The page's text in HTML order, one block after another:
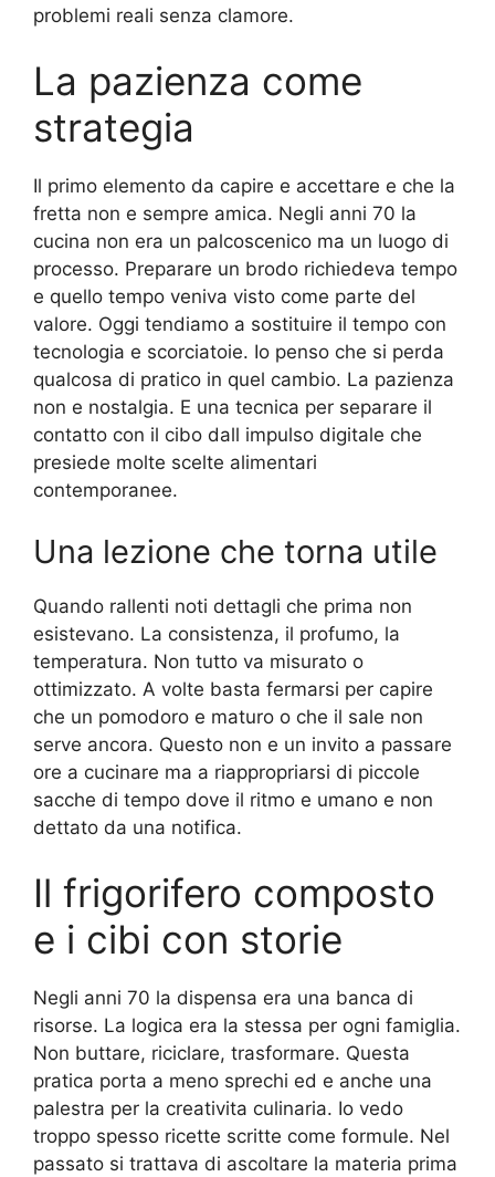
problemi reali senza clamore.
La pazienza come
strategia
Il primo elemento da capire e accettare e che la
fretta non e sempre amica. Negli anni 70 la
cucina non era un palcoscenico ma un luogo di
processo. Preparare un brodo richiedeva tempo
e quello tempo veniva visto come parte del
valore. Oggi tendiamo a sostituire il tempo con
tecnologia e scorciatoie. Io penso che si perda
qualcosa di pratico in quel cambio. La pazienza
non e nostalgia. E una tecnica per separare il
contatto con il cibo dall impulso digitale che
presiede molte scelte alimentari
contemporanee.
Una lezione che torna utile
Quando rallenti noti dettagli che prima non
esistevano. La consistenza, il profumo, la
temperatura. Non tutto va misurato o
ottimizzato. A volte basta fermarsi per capire
che un pomodoro e maturo o che il sale non
serve ancora. Questo non e un invito a passare
ore a cucinare ma a riappropriarsi di piccole
sacche di tempo dove il ritmo e umano e non
dettato da una notifica.
Il frigorifero composto
e i cibi con storie
Negli anni 70 la dispensa era una banca di
risorse. La logica era la stessa per ogni famiglia.
Non buttare, riciclare, trasformare. Questa
pratica porta a meno sprechi ed e anche una
palestra per la creativita culinaria. Io vedo
troppo spesso ricette scritte come formule. Nel
passato si trattava di ascoltare la materia prima